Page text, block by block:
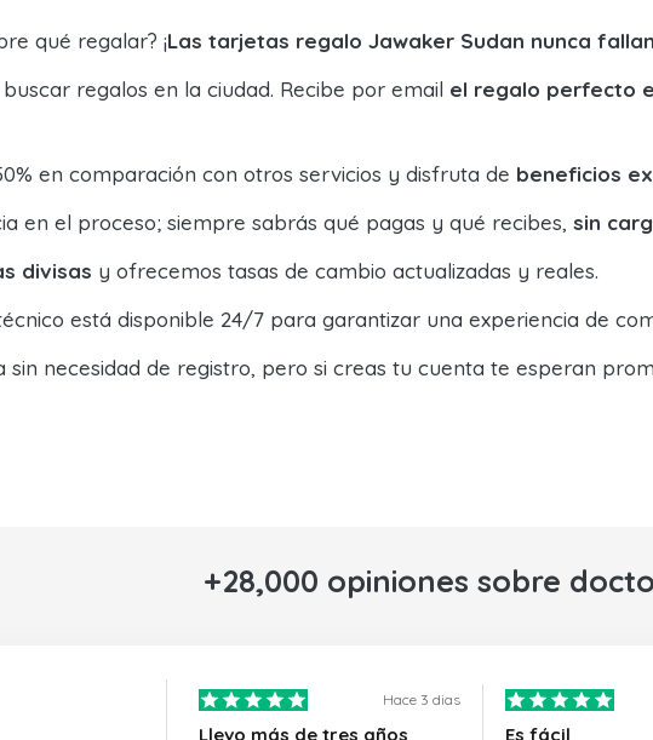
qué regalar? ¡Las tarjetas regalo Jawaker Sudan nunca fallan
regalos en la ciudad. Recibe por email el regalo perfecto
en comparación con otros servicios y disfruta de beneficios
en el proceso; siempre sabrás qué pagas y qué recibes, sin
divisas y ofrecemos tasas de cambio actualizadas y reales.
está disponible 24/7 para garantizar una experiencia de
necesidad de registro, pero si creas tu cuenta te esperan
+28,000 opiniones sobre
Hace 3 dias
Llevo más de tres años
Es fácil